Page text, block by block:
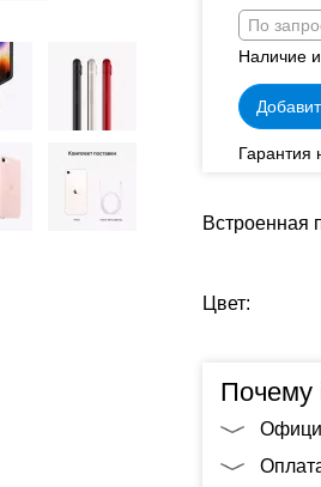
По
Наличие и
Гарантия
Встроенная
Цвет:
Почему